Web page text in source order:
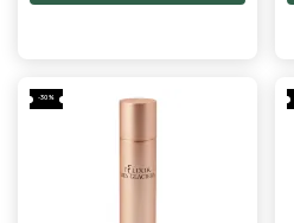
-30%